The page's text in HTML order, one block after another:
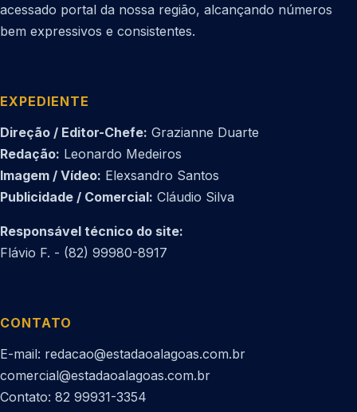
acessado portal da nossa região, alcançando números
bem expressivos e consistentes.
EXPEDIENTE
Direção / Editor-Chefe: Grazianne Duarte
Redação: Leonardo Medeiros
Imagem / Vídeo: Elexsandro Santos
Publicidade / Comercial: Cláudio Silva
Responsável técnico do site:
Flávio F. - (82) 99980-8917
CONTATO
E-mail: redacao@estadaoalagoas.com.br
comercial@estadaoalagoas.com.br
Contato: 82 99931-3354